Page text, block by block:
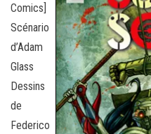
Comics]
Scénario
d’Adam
Glass
Dessins
de
Federico